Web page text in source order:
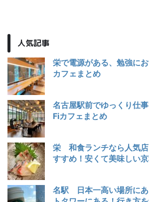
人気記事
栄で電源がある、勉強に
カフェまとめ
名古屋駅前でゆっくり仕
Fiカフェまとめ
栄 和食ランチなら人気
すすめ！安くて美味しい
名駅 日本一高い場所に